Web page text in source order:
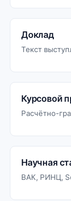
Доклад
Текст
Курсовой
Расчётно-
Научная
ВАК, РИНЦ,